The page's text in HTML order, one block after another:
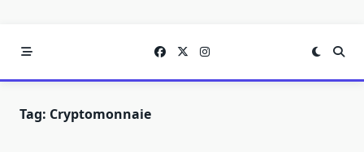
Tag: Cryptomonnaie